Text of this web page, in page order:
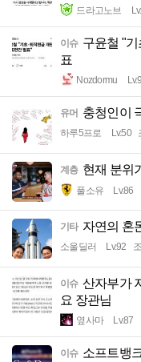
드라고노브
이슈 구윤철 "
표
Nozdormu
유머 충청인이
하루5프로 Lv.50
계층 현재 분위
풀소유 Lv.86
기타 자연의 혼
소울딜러 Lv.92
이슈 산자부가
요 장관님
옆사마 Lv.87
이슈 소프트뱅